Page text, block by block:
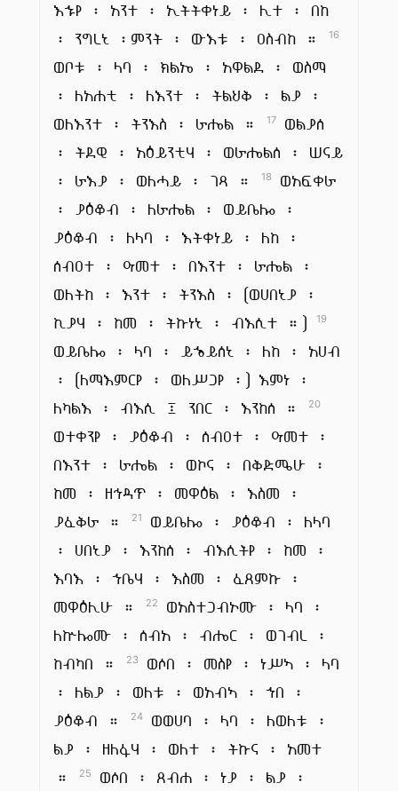
እኁየ ፡ አንተ ፡ ኢትትቀነይ ፡ ሊተ ፡ በከ
፡ ንግረኒ ፡ምንት ፡ ውእቱ ፡ ዐስብከ ።
16
ወቦቱ ፡ ላባ ፡ ክልኤ ፡ አዋልደ ፡ ወስማ
፡ ለአሐቲ ፡ ለእንተ ፡ ትልህቅ ፡ ልያ ፡
ወለእንተ ፡ ትንእስ ፡ ራሔል ።
17
ወልያሰ
፡ ትደዊ ፡ አዕይንቲሃ ፡ ወራሔልሰ ፡ ሠናይ
፡ ራእያ ፡ ወለሓይ ፡ ገጻ ።
18
ወአፍቀራ
፡ ያዕቆብ ፡ ለራሔል ፡ ወይቤሎ ፡
ያዕቆብ ፡ ለላባ ፡ እትቀነይ ፡ ለከ ፡
ሰብዐተ ፡ ዓመተ ፡ በእንተ ፡ ራሔል ፡
ወለትከ ፡ እንተ ፡ ትንእስ ፡ (ወሀበኒያ ፡
ኪያሃ ፡ ከመ ፡ ትኩነኒ ፡ ብእሲተ ።)
19
ወይቤሎ ፡ ላባ ፡ ይኄይሰኒ ፡ ለከ ፡ አሀብ
፡ (ለማእምርየ ፡ ወለሥጋየ ፡) እምነ ፡
ለካልእ ፡ ብእሲ ፤ ንበር ፡ እንከሰ ።
20
ወተቀንየ ፡ ያዕቆብ ፡ ሰብዐተ ፡ ዓመተ ፡
በእንተ ፡ ራሔል ፡ ወኮና ፡ በቅድሜሁ ፡
ከመ ፡ ዘኅዳጥ ፡ መዋዕል ፡ እስመ ፡
ያፈቅራ ።
21
ወይቤሎ ፡ ያዕቆብ ፡ ለላባ
፡ ሀበኒያ ፡ እንከሰ ፡ ብእሲትየ ፡ ከመ ፡
እባእ ፡ ኀቤሃ ፡ እስመ ፡ ፈጸምኩ ፡
መዋዕሊሁ ።
22
ወአስተጋብኦሙ ፡ ላባ ፡
ለኵሎሙ ፡ ሰብአ ፡ ብሔር ፡ ወገብረ ፡
ከብካበ ።
23
ወሶበ ፡ መስየ ፡ ነሥኣ ፡ ላባ
፡ ለልያ ፡ ወለቱ ፡ ወአብኣ ፡ ኀበ ፡
ያዕቆብ ።
24
ወወሀባ ፡ ላባ ፡ ለወለቱ ፡
ልያ ፡ ዘለፋሃ ፡ ወለተ ፡ ትኩና ፡ አመተ
።
25
ወሶበ ፡ ጸብሐ ፡ ነያ ፡ ልያ ፡